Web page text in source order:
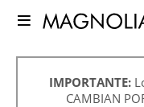

IMPORTANTE:
CAMBIAN